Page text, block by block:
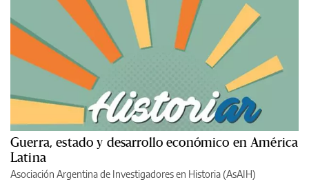
Guerra, estado y desarrollo económico en América
Latina
Asociación Argentina de Investigadores en Historia (AsAIH)